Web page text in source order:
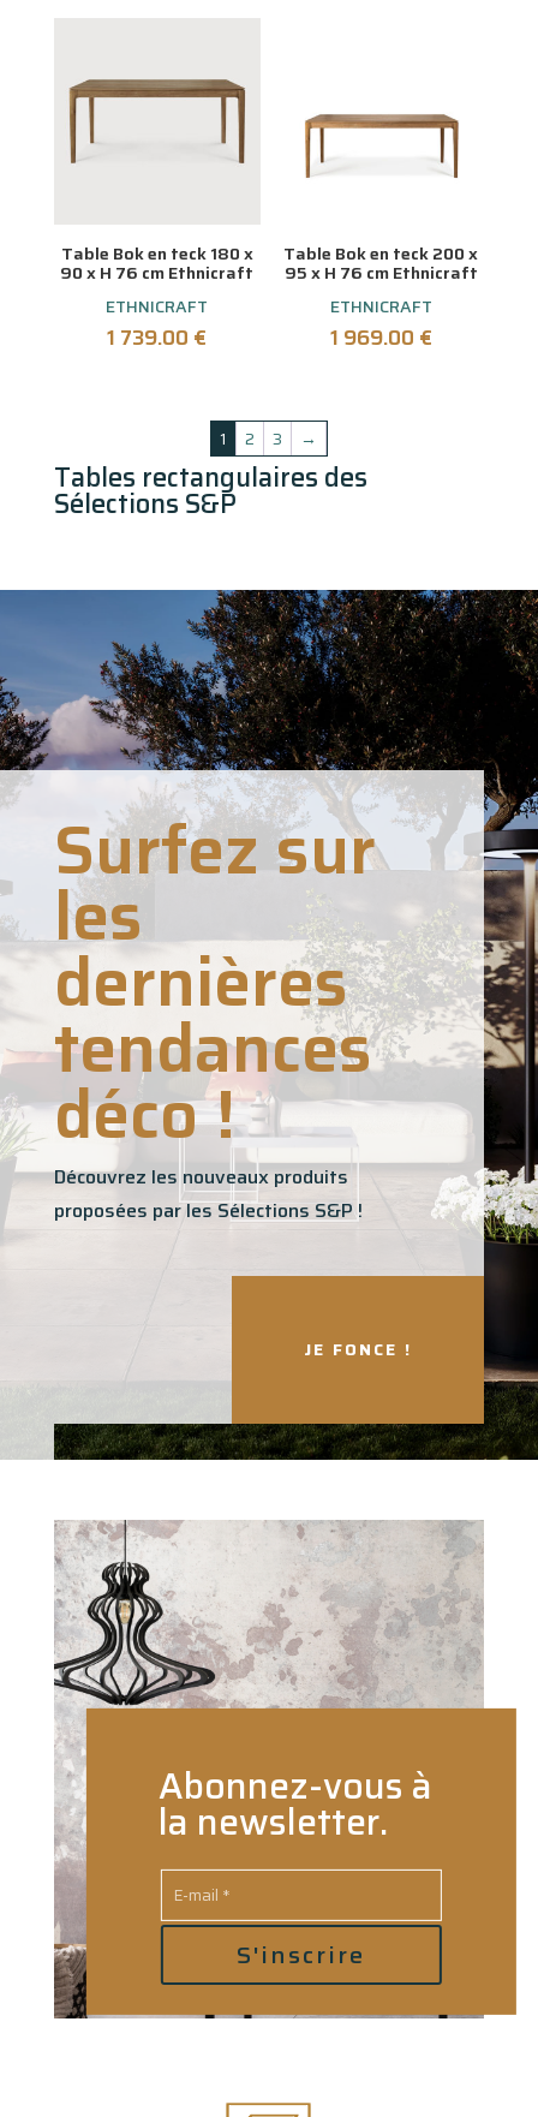
Table Bok en teck 180 x
90 x H 76 cm Ethnicraft
ETHNICRAFT
1 739.00 €
Table Bok en teck 200 x
95 x H 76 cm Ethnicraft
ETHNICRAFT
1 969.00 €
1 2 3 →
Tables rectangulaires des
Sélections S&P
Surfez sur
les
dernières
tendances
déco !
Découvrez les nouveaux produits
proposées par les Sélections S&P !
JE FONCE !
Abonnez-vous à
la newsletter.
S'inscrire